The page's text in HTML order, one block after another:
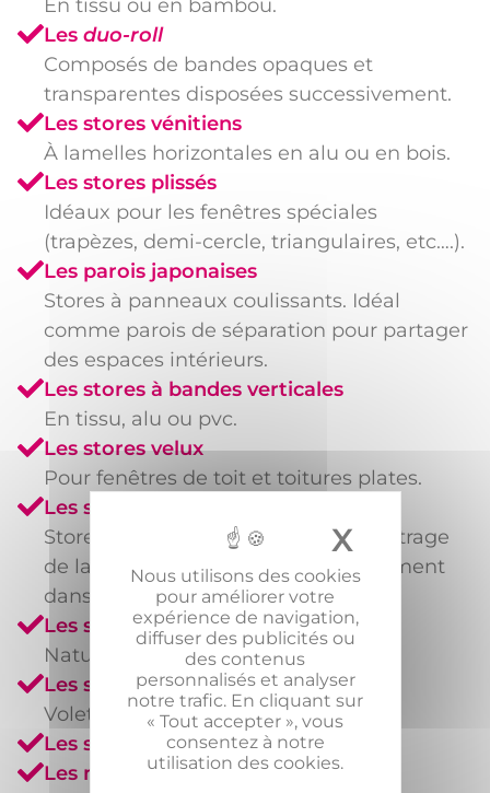
Nous utilisons des cookies
pour améliorer votre
expérience de navigation,
diffuser des publicités ou
des contenus
personnalisés et analyser
notre trafic. En cliquant sur
« Tout accepter », vous
consentez à notre
utilisation des cookies.
X
En tissu ou en bambou.
Les duo-roll
Composés de bandes opaques et
transparentes disposées successivement.
Les stores vénitiens
À lamelles horizontales en alu ou en bois.
Les stores plissés
Idéaux pour les fenêtres spéciales
(trapèzes, demi-cercle, triangulaires, etc….).
Les parois japonaises
Stores à panneaux coulissants. Idéal
comme parois de séparation pour partager
des espaces intérieurs.
Les stores à bandes verticales
En tissu, alu ou pvc.
Les stores velux
Pour fenêtres de toit et toitures plates.
Les stores screen
Stores micro-perforés destinés au filtrage
de la lumière , s’adapte particulièrement
dans les bureaux.
Les stores en bois
Naturels ou laqués.
Les shutters
Volets intérieurs en bois.
Les stores pare-soleil
Les moustiquaires